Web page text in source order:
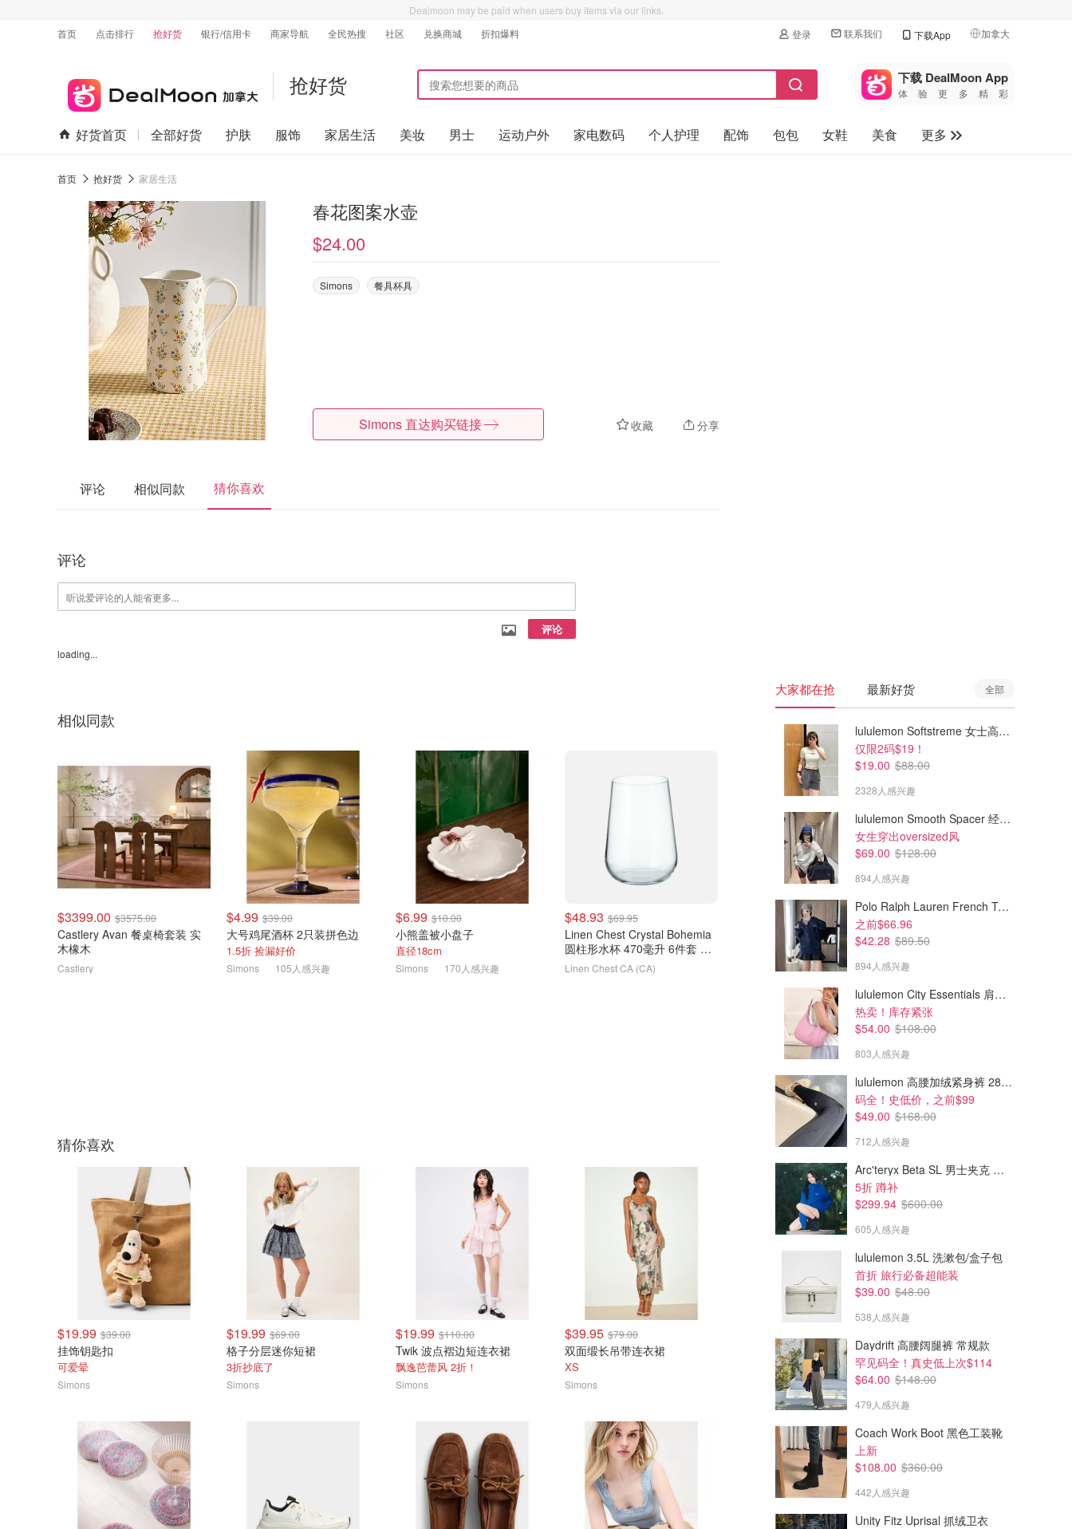
Dealmoon may be paid when users buy items via our links.
首页
点击排行 抢好货 银行/信用卡 商家导航 全民热搜 社区 兑换商城 折扣爆料 登录 联系我们 下载App 加拿大
🇺🇸
美国
🇨🇳中国
🇨🇦加拿大
抢好货 下载 DealMoon App
体验更多精彩
好货首页 全部好货 护肤 服饰 家居生活 美妆 男士 运动户外 家电数码 个人护理 配饰 包包 女鞋 美食
更多
首页 抢好货 家居生活
春花图案水壶
$24.00
Simons 餐具杯具
收藏 分享
Simons 直达购买链接
评论 相似同款 猜你喜欢
评论
评论
loading...
相似同款
$3399.00 $3575.00
Castlery Avan 餐桌椅套装 实
木橡木
Castlery
$4.99 $39.00
大号鸡尾酒杯 2只装拼色边
1.5折 捡漏好价
Simons 105人感兴趣
$6.99 $10.00
小熊盖被小盘子
直径18cm
Simons 170人感兴趣
$48.93 $69.95
Linen Chest Crystal Bohemia
圆柱形水杯 470毫升 6件套 无
铅玻璃
Linen Chest CA (CA)
$199.99
Maxwell & Williams Onni 陶瓷
餐具 12件套
Linen Chest CA (CA)
$10.82
SHIBAZIZUO 高碳钢厨师刀 防
滑手柄
amazon.ca
猜你喜欢
$19.99 $39.00
挂饰钥匙扣
可爱晕
Simons
$19.99 $69.00
格子分层迷你短裙
3折抄底了
Simons
$19.99 $110.00
Twik 波点褶边短连衣裙
飘逸芭蕾风 2折！
Simons
$39.95 $79.00
双面缎长吊带连衣裙
XS
Simons
大家都在抢 最新好货 全部
lululemon Softstreme 女士高腰短裤 10cm
仅限2码$19！
$19.00 $88.00
2328人感兴趣
lululemon Smooth Spacer 经典卫衣
女生穿出oversized风
$69.00 $128.00
894人感兴趣
Polo Ralph Lauren French Terry 女童连帽卫衣 7-16码
之前$66.96
$42.28 $89.50
894人感兴趣
lululemon City Essentials 肩背包 4L
热卖！库存紧张
$54.00 $108.00
803人感兴趣
lululemon 高腰加绒紧身裤 28"≈71cm 5个口袋
码全！史低价，之前$99
$49.00 $168.00
712人感兴趣
Arc'teryx Beta SL 男士夹克 黑色
5折 蹲补
$299.94 $600.00
605人感兴趣
lululemon 3.5L 洗漱包/盒子包
首折 旅行必备超能装
$39.00 $48.00
538人感兴趣
Daydrift 高腰阔腿裤 常规款
罕见码全！真史低上次$114
$64.00 $148.00
479人感兴趣
Coach Work Boot 黑色工装靴
上新
$108.00 $360.00
442人感兴趣
Unity Fitz Uprisal 抓绒卫衣